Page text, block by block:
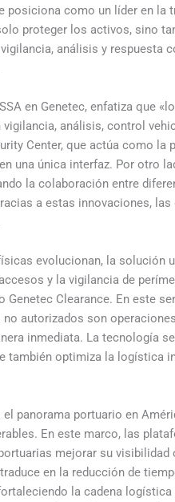
posiciona como un líder en
proteger los activos, sino
análisis y respuesta
en Genetec, enfatiza que
análisis, control
Center, que actúa como la
una única interfaz. Por otro
la colaboración entre
a estas innovaciones,
evolucionan, la solución
y la vigilancia de
Clearance. En este
autorizados son
inmediata. La tecnología
también optimiza la logística
panorama portuario en
En este marco, las
mejorar su
en la reducción de
la cadena